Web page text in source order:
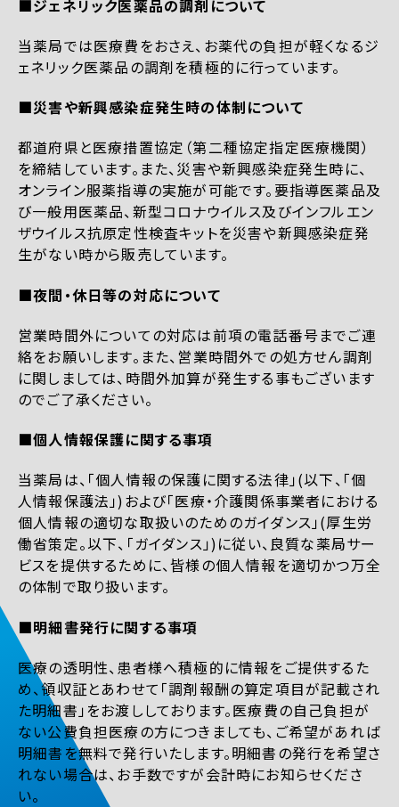
■ジェネリック医薬品の調剤について
当薬局では医療費をおさえ、お薬代の負担が軽くなるジ
ェネリック医薬品の調剤を積極的に行っています。
■災害や新興感染症発生時の体制について
都道府県と医療措置協定（第二種協定指定医療機関）
を締結しています。また、災害や新興感染症発生時に、
オンライン服薬指導の実施が可能です。要指導医薬品及
び一般用医薬品、新型コロナウイルス及びインフルエン
ザウイルス抗原定性検査キットを災害や新興感染症発
生がない時から販売しています。
■夜間・休日等の対応について
営業時間外についての対応は前項の電話番号までご連
絡をお願いします。また、営業時間外での処方せん調剤
に関しましては、時間外加算が発生する事もございます
のでご了承ください。
■個人情報保護に関する事項
当薬局は、「個人情報の保護に関する法律」(以下、「個
人情報保護法」)および「医療・介護関係事業者における
個人情報の適切な取扱いのためのガイダンス」(厚生労
働省策定。以下、「ガイダンス」)に従い、良質な薬局サー
ビスを提供するために、皆様の個人情報を適切かつ万全
の体制で取り扱います。
■明細書発行に関する事項
医療の透明性、患者様へ積極的に情報をご提供するた
め、領収証とあわせて「調剤報酬の算定項目が記載され
た明細書」をお渡ししております。医療費の自己負担が
ない公費負担医療の方につきましても、ご希望があれば
明細書を無料で発行いたします。明細書の発行を希望さ
れない場合は、お手数ですが会計時にお知らせくださ
い。